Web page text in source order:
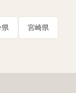
県 宮崎県